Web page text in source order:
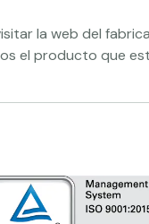
la web del
el producto que